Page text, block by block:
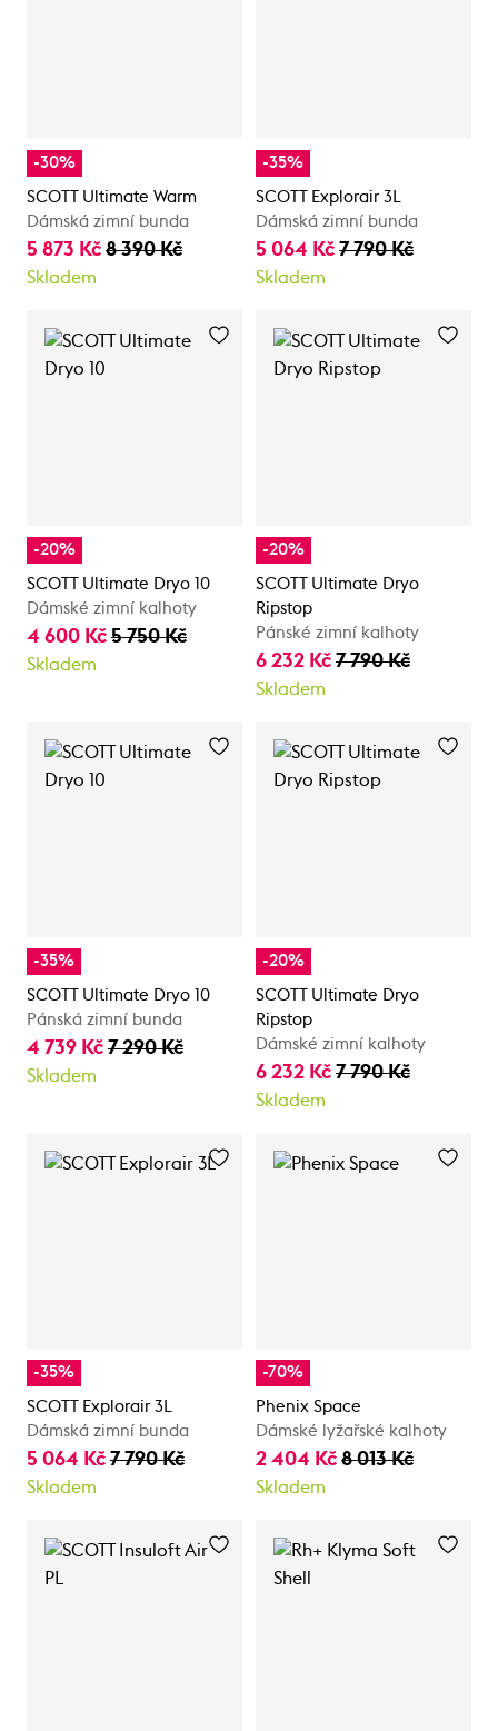
-30%
SCOTT Ultimate Warm
Dámská zimní bunda
5 873 Kč 8 390 Kč
Skladem
-35%
SCOTT Explorair 3L
Dámská zimní bunda
5 064 Kč 7 790 Kč
Skladem
-20%
SCOTT Ultimate Dryo 10
Dámské zimní kalhoty
4 600 Kč 5 750 Kč
Skladem
-20%
SCOTT Ultimate Dryo
Ripstop
Pánské zimní kalhoty
6 232 Kč 7 790 Kč
Skladem
-35%
SCOTT Ultimate Dryo 10
Pánská zimní bunda
4 739 Kč 7 290 Kč
Skladem
-20%
SCOTT Ultimate Dryo
Ripstop
Dámské zimní kalhoty
6 232 Kč 7 790 Kč
Skladem
-35%
SCOTT Explorair 3L
Dámská zimní bunda
5 064 Kč 7 790 Kč
Skladem
-70%
Phenix Space
Dámské lyžařské kalhoty
2 404 Kč 8 013 Kč
Skladem